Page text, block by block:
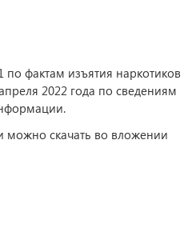
фактам изъятия наркотиков
2022 года по сведениям
можно скачать во вложении